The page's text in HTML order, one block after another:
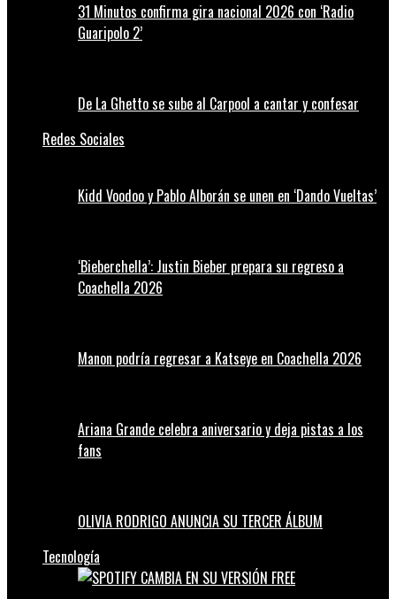
31 Minutos confirma gira nacional 2026 con ‘Radio
Guaripolo 2’
De La Ghetto se sube al Carpool a cantar y confesar
Redes Sociales
Kidd Voodoo y Pablo Alborán se unen en ‘Dando Vueltas’
‘Bieberchella’: Justin Bieber prepara su regreso a
Coachella 2026
Manon podría regresar a Katseye en Coachella 2026
Ariana Grande celebra aniversario y deja pistas a los
fans
OLIVIA RODRIGO ANUNCIA SU TERCER ÁLBUM
Tecnología